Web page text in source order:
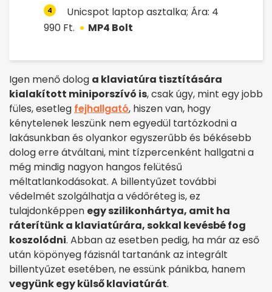
4
Unicspot laptop asztalka; Ára: 4
990 Ft.
MP4 Bolt
Igen menő dolog a klaviatúra tisztítására
kialakított miniporszívó is, csak úgy, mint egy jobb
füles, esetleg fejhallgató, hiszen van, hogy
kénytelenek leszünk nem egyedül tartózkodni a
lakásunkban és olyankor egyszerűbb és békésebb
dolog erre átváltani, mint tízpercenként hallgatni a
még mindig nagyon hangos felütésű
méltatlankodásokat. A billentyűzet további
védelmét szolgálhatja a védőréteg is, ez
tulajdonképpen egy szilikonhártya, amit ha
ráterítünk a klaviatúrára, sokkal kevésbé fog
koszolódni. Abban az esetben pedig, ha már az eső
után köpönyeg fázisnál tartanánk az integrált
billentyűzet esetében, ne essünk pánikba, hanem
vegyünk egy külső klaviatúrát.